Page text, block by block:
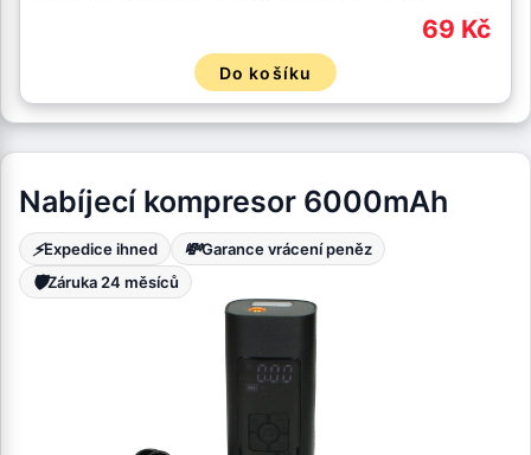
69 Kč
Do košíku
Nabíjecí kompresor 6000mAh
⚡Expedice ihned 💸Garance vrácení peněz
🛡️Záruka 24 měsíců